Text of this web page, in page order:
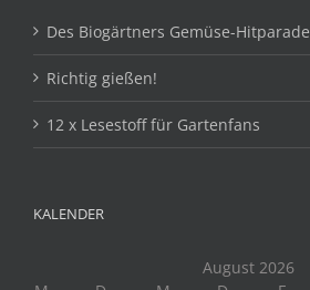
Des Biogärtners Gemüse-Hitparade
Richtig gießen!
12 x Lesestoff für Gartenfans
KALENDER
August 2026